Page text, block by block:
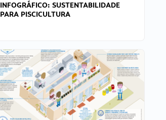
INFOGRÁFICO: SUSTENTABILIDADE
PARA PISCICULTURA